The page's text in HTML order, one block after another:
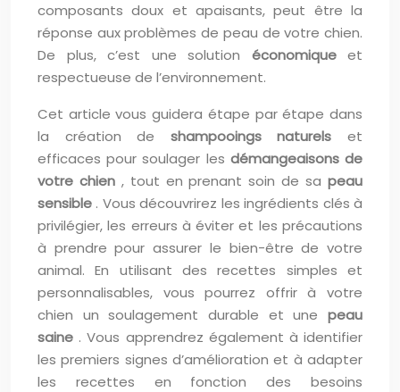
composants doux et apaisants, peut être la
réponse aux problèmes de peau de votre chien.
De plus, c’est une solution économique et
respectueuse de l’environnement.
Cet article vous guidera étape par étape dans
la création de shampooings naturelset
efficaces pour soulager les démangeaisons de
votre chien , tout en prenant soin de sapeau
sensible . Vous découvrirez les ingrédients clés à
privilégier, les erreurs à éviter et les précautions
à prendre pour assurer le bien-être de votre
animal. En utilisant des recettes simples et
personnalisables, vous pourrez offrir à votre
chien un soulagement durable et une peau
saine . Vous apprendrez également à identifier
les premiers signes d’amélioration et à adapter
les recettes en fonction des besoins